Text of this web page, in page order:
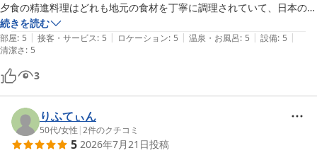
紅葉館＜島根県＞
2026-07-20
夕食の精進料理はどれも地元の食材を丁寧に調理されていて、日本の心
を感じました。もちろん、次の日の朝食も美味でした。またいつか伺い
たいです。
続きを読む
部屋: 5 | 接客・サービス: 5 | ロケーション: 5 | 温泉・お風呂: 5 | 設備: 5 |
清潔さ: 5
3
りふてぃん
50代/女性 |2件のクチコミ
5 2026年7月21日投稿